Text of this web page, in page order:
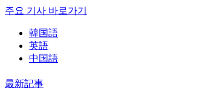
주요 기사 바로가기
韓国語
英語
中国語
最新記事